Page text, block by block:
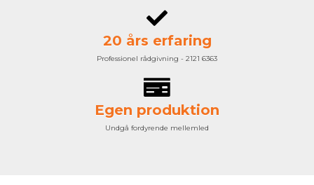
20 års erfaring
Professionel rådgivning - 2121 6363
Egen produktion
Undgå fordyrende mellemled